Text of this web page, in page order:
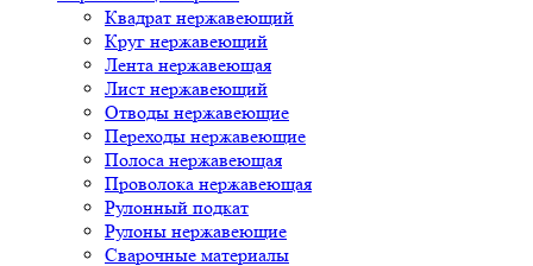
Квадрат нержавеющий
Круг нержавеющий
Лента нержавеющая
Лист нержавеющий
Отводы нержавеющие
Переходы нержавеющие
Полоса нержавеющая
Проволока нержавеющая
Рулонный подкат
Рулоны нержавеющие
Сварочные материалы